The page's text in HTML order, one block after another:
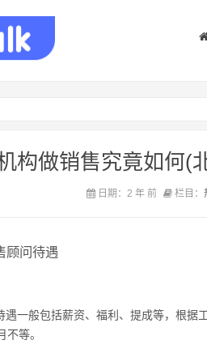
构做销售究竟如何(
日期：2 年 前 栏目：
顾问待遇
遇一般包括薪资、福利、提成等，根
等。